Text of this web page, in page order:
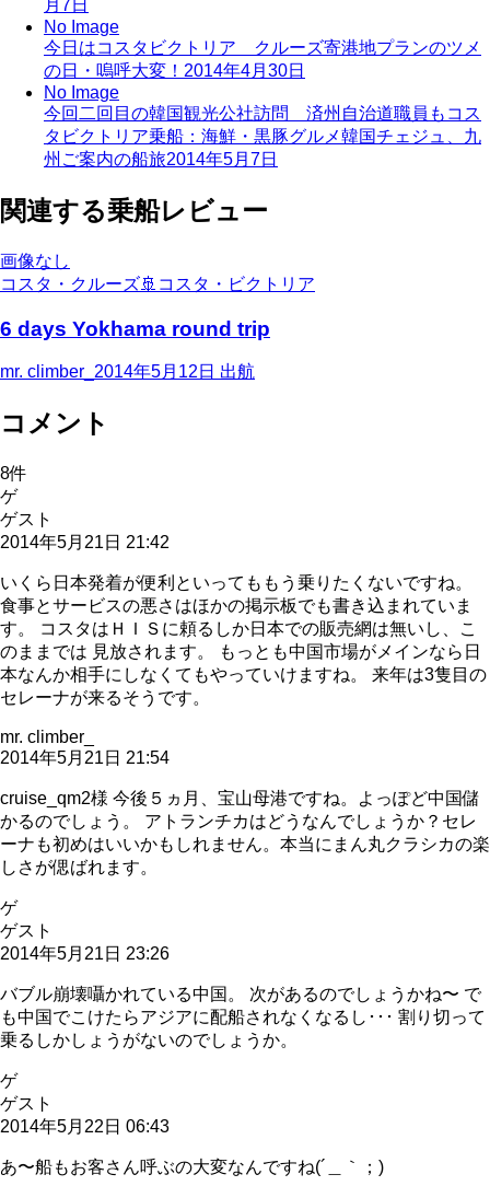
月7日
No Image
今日はコスタビクトリア クルーズ寄港地プランのツメ
の日・嗚呼大変！ 2014年4月30日
No Image
今回二回目の韓国観光公社訪問 済州自治道職員もコス
タビクトリア乗船：海鮮・黒豚グルメ韓国チェジュ、九
州ご案内の船旅2014年5月7日
関連する乗船レビュー
画像なし
コスタ・クルーズ🚢 コスタ・ビクトリア
6 days Yokhama round trip
mr. climber_ 2014年5月12日 出航
コメント
8件
ゲ
ゲスト
2014年5月21日 21:42
いくら日本発着が便利といってももう乗りたくないですね。
食事とサービスの悪さはほかの掲示板でも書き込まれていま
す。 コスタはＨＩＳに頼るしか日本での販売網は無いし、こ
のままでは 見放されます。 もっとも中国市場がメインなら日
本なんか相手にしなくてもやっていけますね。 来年は3隻目の
セレーナが来るそうです。
mr. climber_
2014年5月21日 21:54
cruise_qm2様 今後５ヵ月、宝山母港ですね。よっぽど中国儲
かるのでしょう。 アトランチカはどうなんでしょうか？セレ
ーナも初めはいいかもしれません。本当にまん丸クラシカの楽
しさが偲ばれます。
ゲ
ゲスト
2014年5月21日 23:26
バブル崩壊囁かれている中国。 次があるのでしょうかね〜 で
も中国でこけたらアジアに配船されなくなるし･･･ 割り切って
乗るしかしょうがないのでしょうか。
ゲ
ゲスト
2014年5月22日 06:43
あ〜船もお客さん呼ぶの大変なんですね(´＿｀；)